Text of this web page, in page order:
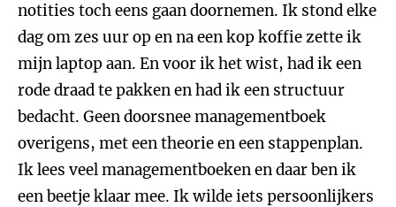
notities toch eens gaan doornemen. Ik stond elke
dag om zes uur op en na een kop koffie zette ik
mijn laptop aan. En voor ik het wist, had ik een
rode draad te pakken en had ik een structuur
bedacht. Geen doorsnee managementboek
overigens, met een theorie en een stappenplan.
Ik lees veel managementboeken en daar ben ik
een beetje klaar mee. Ik wilde iets persoonlijkers